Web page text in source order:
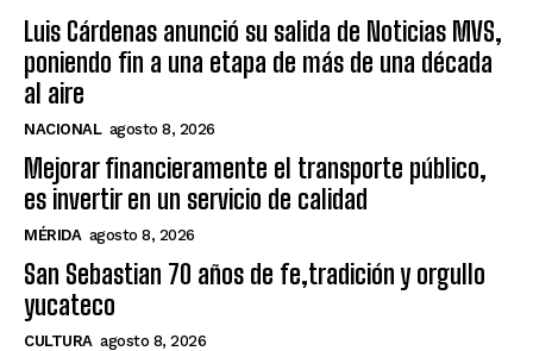
Luis Cárdenas anunció su salida de Noticias MVS,
poniendo fin a una etapa de más de una década
al aire
NACIONAL agosto 8, 2026
Mejorar financieramente el transporte público,
es invertir en un servicio de calidad
MÉRIDA agosto 8, 2026
San Sebastian 70 años de fe,tradición y orgullo
yucateco
CULTURA agosto 8, 2026